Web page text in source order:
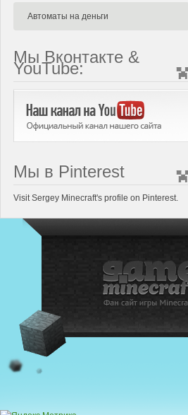
Автоматы на деньги
Мы Вконтакте &
YouTube:
Мы в Pinterest
Visit Sergey Minecraft's profile on Pinterest.